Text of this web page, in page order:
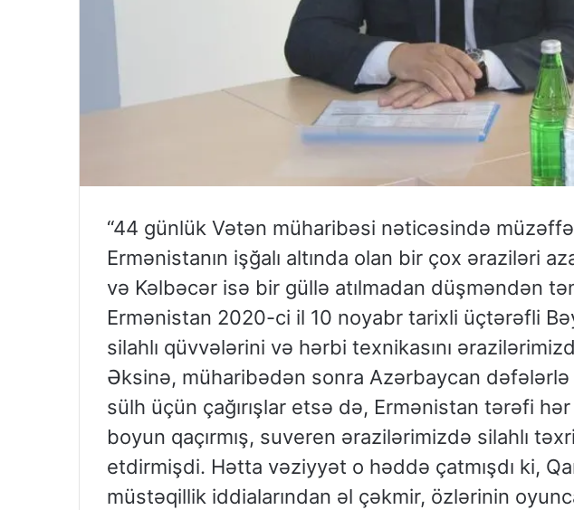
“44 günlük Vətən müharibəsi nəticəsində
Ermənistanın işğalı altında olan bir çox əraziləri
və Kəlbəcər isə bir güllə atılmadan düşməndən
Ermənistan 2020-ci il 10 noyabr tarixli üçtərəfli
silahlı qüvvələrini və hərbi texnikasını
Əksinə, müharibədən sonra Azərbaycan dəfələrlə
sülh üçün çağırışlar etsə də, Ermənistan tərəfi hər
boyun qaçırmış, suveren ərazilərimizdə silahlı
etdirmişdi. Hətta vəziyyət o həddə çatmışdı ki,
müstəqillik iddialarından əl çəkmir, özlərinin